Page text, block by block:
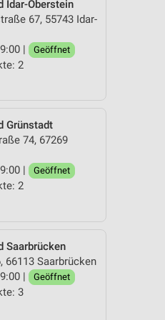
Idar-Oberstein
67, 55743 Idar-
|
Geöffnet
2
Grünstadt
74, 67269
|
Geöffnet
2
Saarbrücken
66113 Saarbrücken
|
Geöffnet
3